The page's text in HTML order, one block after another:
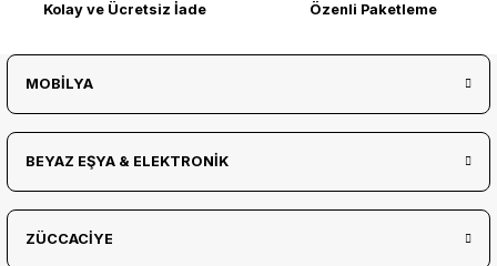
Kolay ve Ücretsiz İade Özenli Paketleme
MOBİLYA
BEYAZ EŞYA & ELEKTRONİK
ZÜCCACİYE